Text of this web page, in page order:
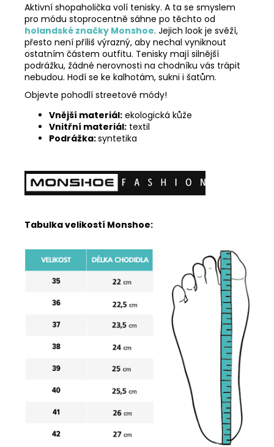
Aktivní shopaholička volí tenisky. A ta se smyslem
pro módu stoprocentně sáhne po těchto od
holandské značky Monshoe. Jejich look je svěží,
přesto není příliš výrazný, aby nechal vyniknout
ostatním částem outfitu. Tenisky mají silnější
podrážku, žádné nerovnosti na chodníku vás trápit
nebudou. Hodí se ke kalhotám, sukni i šatům.
Objevte pohodlí streetové módy!
Vnější materiál: ekologická kůže
Vnitřní materiál: textil
Podrážka:syntetika
Tabulka velikostí Monshoe: